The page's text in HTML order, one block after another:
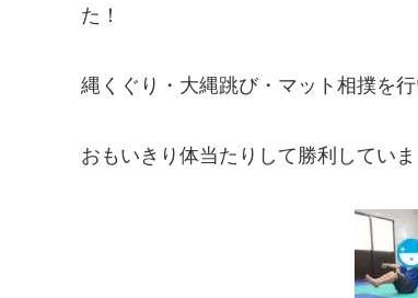
た！
縄くぐり・大縄跳び・マット相撲を
おもいきり体当たりして勝利してい